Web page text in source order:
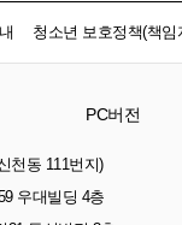
청소년 보호정책(책임
PC버전
천동 111번지)
우대빌딩 4층